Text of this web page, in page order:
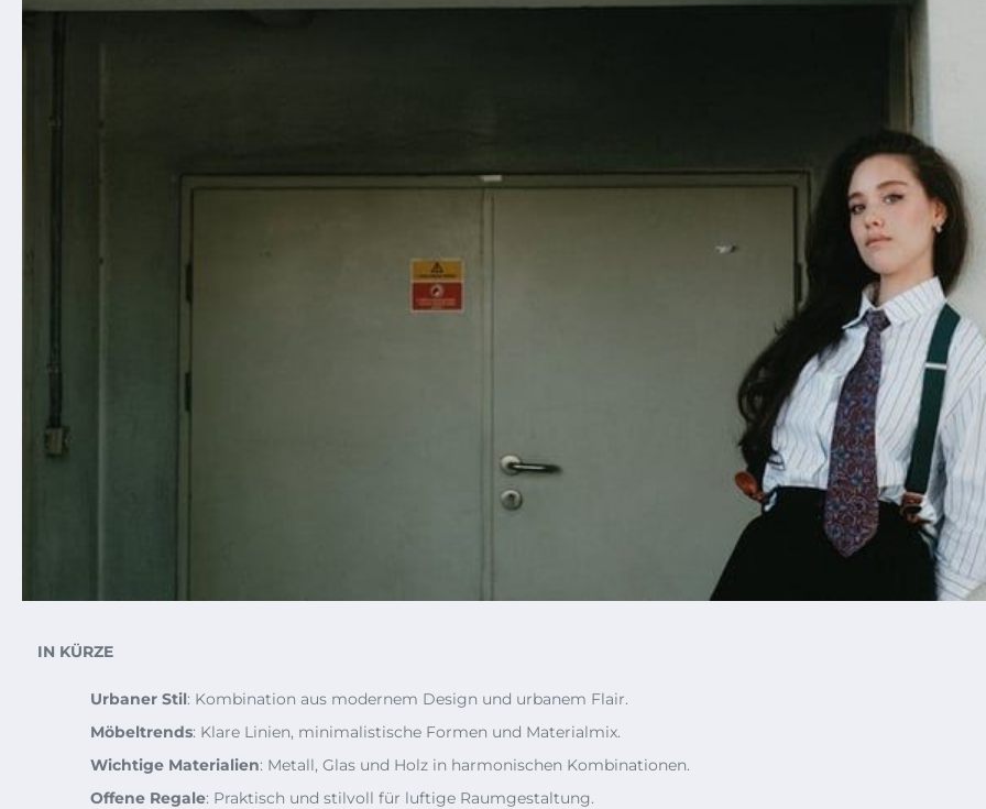
IN KÜRZE
Urbaner Stil: Kombination aus modernem Design und urbanem Flair.
Möbeltrends: Klare Linien, minimalistische Formen und Materialmix.
Wichtige Materialien: Metall, Glas und Holz in harmonischen Kombinationen.
Offene Regale: Praktisch und stilvoll für luftige Raumgestaltung.